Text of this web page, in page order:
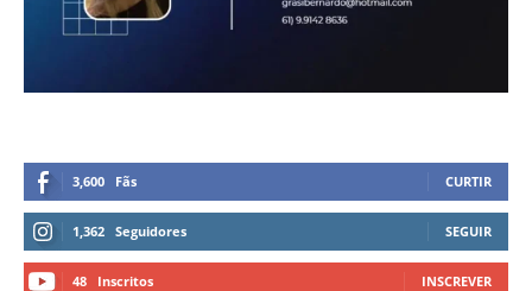
3,600 Fãs CURTIR
1,362 Seguidores SEGUIR
48 Inscritos INSCREVER